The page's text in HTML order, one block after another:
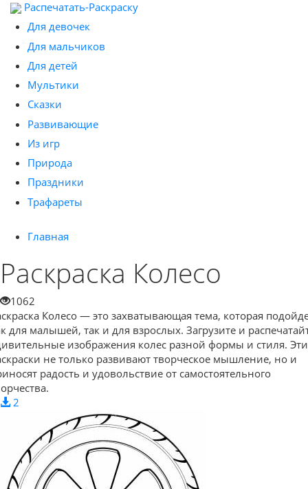
Распечатать-Раскраску
Для девочек
Для мальчиков
Для детей
Мультики
Сказки
Развивающие
Из игр
Природа
Праздники
Трафареты
Главная
Раскраска Колесо
1062
Колесо — это захватывающая тема, которая
для малышей, так и для взрослых. Загрузите и
изображения колес разной формы и стиля. Эти
не только развивают творческое мышление, но и
радость и удовольствие от самостоятельного
2